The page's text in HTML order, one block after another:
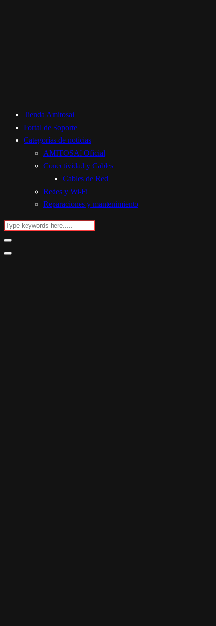
Tienda Amitosai
Portal de Soporte
Categorías de noticias
AMITOSAI Oficial
Conectividad y Cables
Cables de Red
Redes y Wi-Fi
Reparaciones y mantenimiento